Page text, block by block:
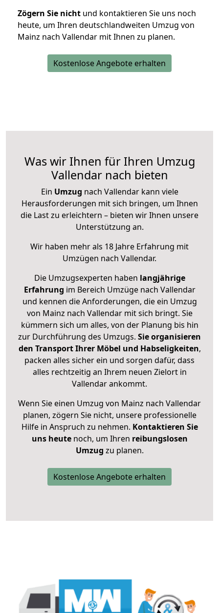
Zögern Sie nicht und kontaktieren Sie uns noch
heute, um Ihren deutschlandweiten Umzug von
Mainz nach Vallendar mit Ihnen zu planen.
Kostenlose Angebote erhalten
Was wir Ihnen für Ihren Umzug
Vallendar nach bieten
Ein Umzug nach Vallendar kann viele
Herausforderungen mit sich bringen, um Ihnen
die Last zu erleichtern – bieten wir Ihnen unsere
Unterstützung an.
Wir haben mehr als 18 Jahre Erfahrung mit
Umzügen nach Vallendar.
Die Umzugsexperten haben langjährige
Erfahrung im Bereich Umzüge nach Vallendar
und kennen die Anforderungen, die ein Umzug
von Mainz nach Vallendar mit sich bringt. Sie
kümmern sich um alles, von der Planung bis hin
zur Durchführung des Umzugs. Sie organisieren
den Transport Ihrer Möbel und Habseligkeiten,
packen alles sicher ein und sorgen dafür, dass
alles rechtzeitig an Ihrem neuen Zielort in
Vallendar ankommt.
Wenn Sie einen Umzug von Mainz nach Vallendar
planen, zögern Sie nicht, unsere professionelle
Hilfe in Anspruch zu nehmen. Kontaktieren Sie
uns heutenoch, um Ihren reibungslosen
Umzug zu planen.
Kostenlose Angebote erhalten